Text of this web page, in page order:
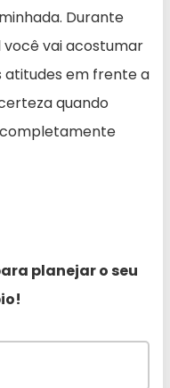
Durante
vai acostumar
atitudes em frente a
quando
planejar o seu